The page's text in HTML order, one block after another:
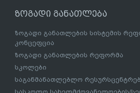
ზოგადი განათლება
ზოგადი განათლების სისტემის
კონცეფცია
ზოგადი განათლების რეფორმა
სკოლები
საგანმანათლებლო